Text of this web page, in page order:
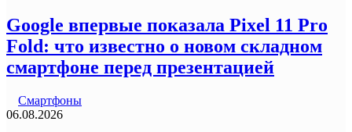
Google впервые показала Pixel 11 Pro
Fold: что известно о новом складном
смартфоне перед презентацией
Смартфоны
06.08.2026